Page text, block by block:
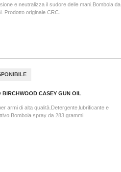
e neutralizza il sudore delle mani.Bombola da
Prodotto originale CRC.
BIRCHWOOD CASEY GUN OIL
armi di alta qualità.Detergente,lubrificante e
spray da 283 grammi.